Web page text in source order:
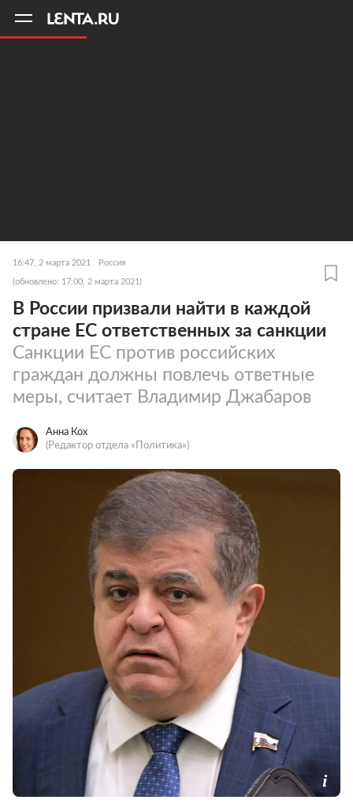
16:47, 2 марта 2021 Россия
(обновлено: 17:00, 2 марта 2021)
В России призвали найти в каждой
стране ЕС ответственных за санкции
Санкции ЕС против российских
граждан должны повлечь ответные
меры, считает Владимир Джабаров
Анна Кох
(Редактор отдела «Политика»)